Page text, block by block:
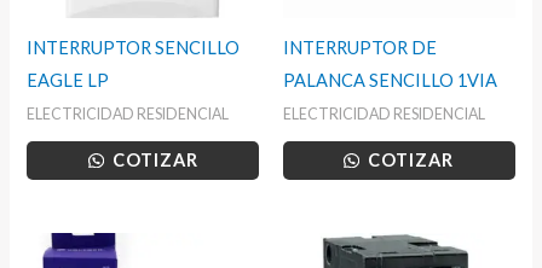
INTERRUPTOR SENCILLO
EAGLE LP
ELECTRICIDAD RESIDENCIAL
COTIZAR
INTERRUPTOR DE
PALANCA SENCILLO 1VIA
ELECTRICIDAD RESIDENCIAL
COTIZAR